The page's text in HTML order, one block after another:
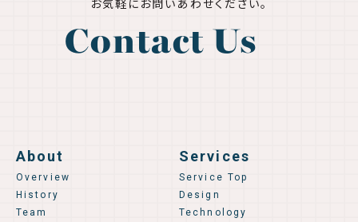
お気軽にお問いあわせください。
Contact Us
About
Overview
History
Team
Services
Service Top
Design
Technology